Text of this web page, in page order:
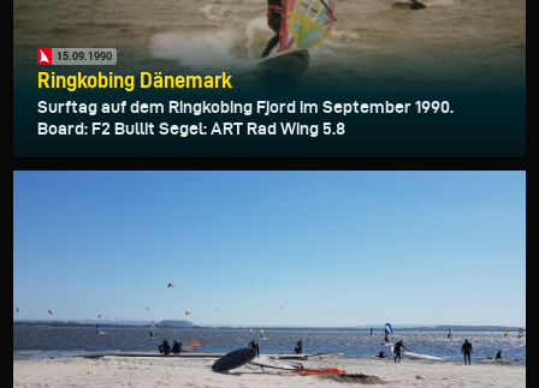
15.09.1990
Ringkobing Dänemark
Surftag auf dem Ringkobing Fjord im September 1990.
Board: F2 Bullit Segel: ART Rad Wing 5.8